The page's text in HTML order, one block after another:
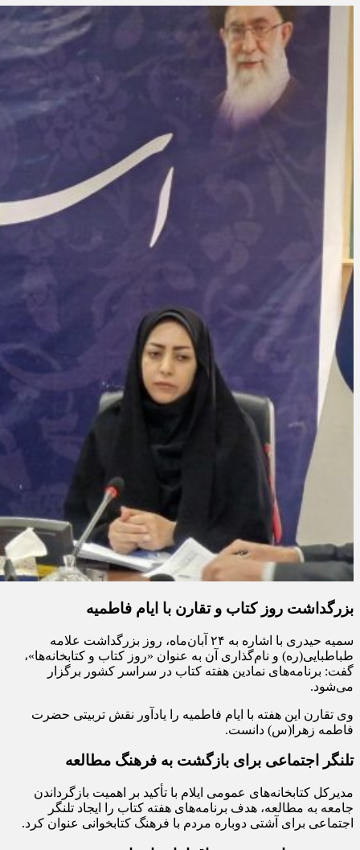
بزرگداشت روز کتاب و تقارن با ایام فاطمیه
سمیه حیدری با اشاره به ۲۴ آبان‌ماه، روز بزرگداشت علامه
طباطبایی(ره) و نام‌گذاری آن به عنوان «روز کتاب و کتابخانه‌ها»،
گفت: برنامه‌های نمادین هفته کتاب در سراسر کشور برگزار
می‌شود.
وی تقارن این هفته با ایام فاطمیه را یادآور نقش تربیتی حضرت
فاطمه زهرا(س) دانست.
تلنگر اجتماعی برای بازگشت به فرهنگ مطالعه
مدیرکل کتابخانه‌های عمومی ایلام با تأکید بر اهمیت بازگرداندن
جامعه به مطالعه، هدف برنامه‌های هفته کتاب را ایجاد تلنگر
اجتماعی برای آشتی دوباره مردم با فرهنگ کتابخوانی عنوان کرد.